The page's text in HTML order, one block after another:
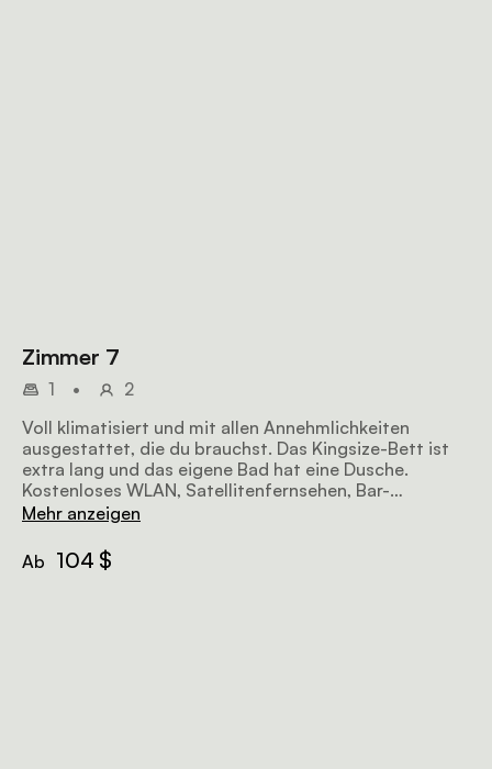
Zimmer 7
1 •
2
Voll klimatisiert und mit allen Annehmlichkeiten
ausgestattet, die du brauchst. Das Kingsize-Bett ist
extra lang und das eigene Bad hat eine Dusche.
Kostenloses WLAN, Satellitenfernsehen, Bar-
Kühlschrank, Tee-/Kaffeezubehör usw. Das Frühstück
Mehr anzeigen
Ab 104 $